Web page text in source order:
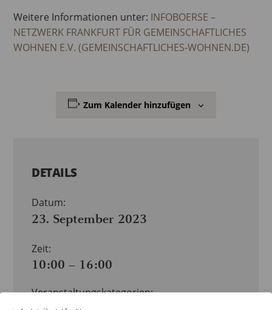
Weitere Informationen unter: INFOBOERSE –
NETZWERK FRANKFURT FÜR GEMEINSCHAFTLICHES
WOHNEN E.V. (GEMEINSCHAFTLICHES-WOHNEN.DE)
Zum Kalender hinzufügen
DETAILS
Datum:
23. September 2023
Zeit:
10:00 – 16:00
Veranstaltungskategorien: